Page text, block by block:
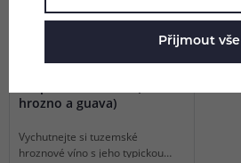
hrozno a guava)
Vychutnejte si tuzemské
hroznové víno s jeho typickou
Přijmout vše